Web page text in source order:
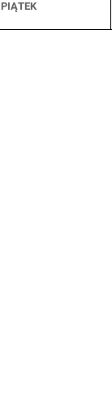
PIĄTEK